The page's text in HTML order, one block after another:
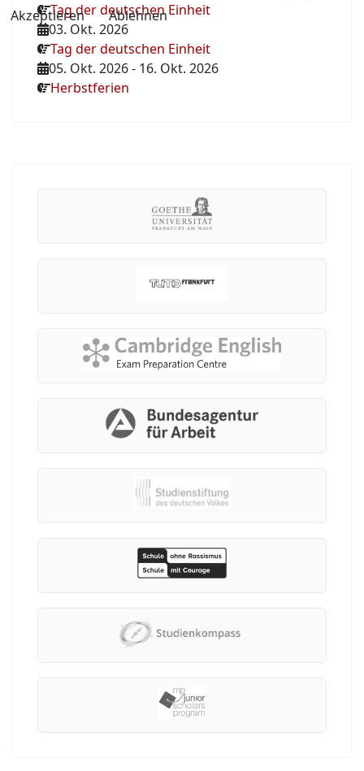
Tag der deutschen Einheit
03. Okt. 2026
Tag der deutschen Einheit
05. Okt. 2026- 16. Okt. 2026
Herbstferien
Akzeptieren
Ablehnen